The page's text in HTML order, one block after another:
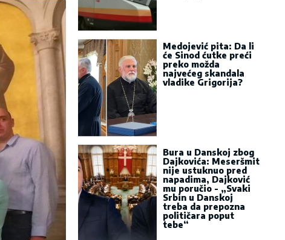
Medojević pita: Da li
će Sinod ćutke preći
preko možda
najvećeg skandala
vladike Grigorija?
Bura u Danskoj zbog
Dajkovića: Meseršmit
nije ustuknuo pred
napadima, Dajković
mu poručio - „Svaki
Srbin u Danskoj
treba da prepozna
političara poput
tebe“